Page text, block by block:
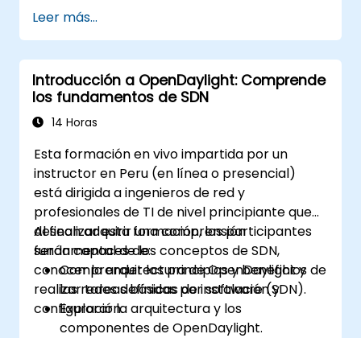
Explorar la arquitectura y las
características principales de
OpenDaylight.
Crear configuraciones básicas de red
automatizadas utilizando OpenDaylight.
Supervisar y administrar redes utilizando
Leer más...
Introducción a OpenDaylight: Comprende
los fundamentos de SDN
14 Horas
Esta formación en vivo impartida por un
instructor en Peru (en línea o presencial)
está dirigida a ingenieros de red y
profesionales de TI de nivel principiante que
desean adquirir una comprensión
fundamental de los conceptos de SDN,
conocer la arquitectura de OpenDaylight y
realizar tareas básicas de instalación y
configuración.
Al finalizar esta formación, los participantes
serán capaces de:
Comprender los principios y beneficios de
las redes definidas por software (SDN).
Explorar la arquitectura y los
componentes de OpenDaylight.